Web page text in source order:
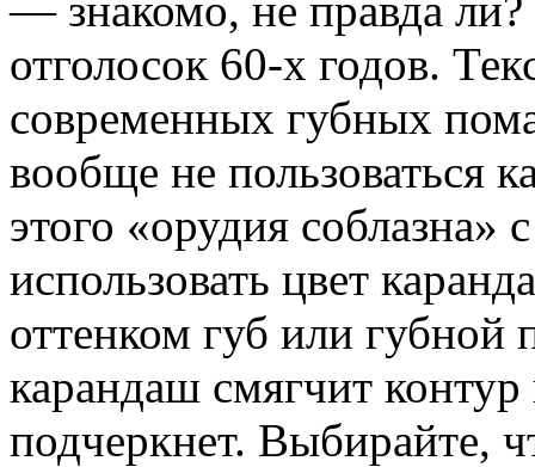
отголосок 60-х годов.
современных губных
вообще не пользоваться
этого «орудия
использовать цвет
оттенком губ или
карандаш смягчит
подчеркнет. Выбирайте,